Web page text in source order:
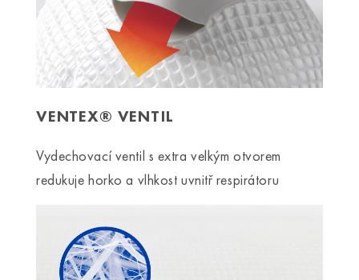
VENTEX® VENTIL
Vydechovací ventil s extra velkým otvorem
redukuje horko a vlhkost uvnitř respirátoru